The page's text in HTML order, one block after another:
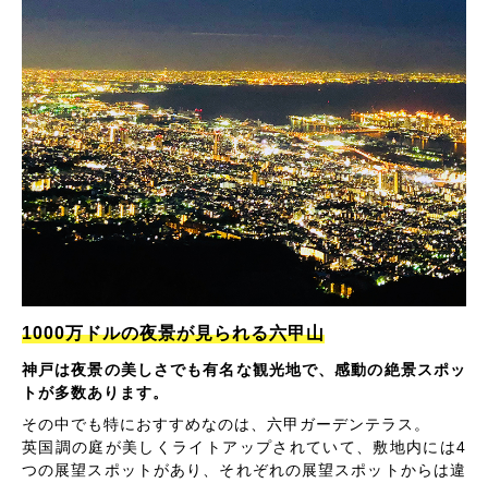
1000万ドルの夜景が見られる六甲山
神戸は夜景の美しさでも有名な観光地で、感動の絶景スポッ
トが多数あります。
その中でも特におすすめなのは、六甲ガーデンテラス。
英国調の庭が美しくライトアップされていて、敷地内には4
つの展望スポットがあり、それぞれの展望スポットからは違